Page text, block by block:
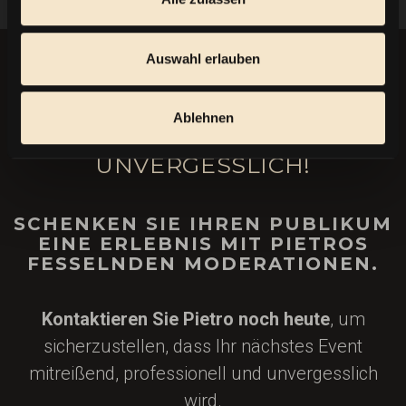
Auswahl erlauben
Ablehnen
MACHEN WIR IHR EVENT
ODER IHRE SHOW
UNVERGESSLICH!
SCHENKEN SIE IHREN PUBLIKUM
EINE ERLEBNIS MIT PIETROS
FESSELNDEN MODERATIONEN.
Kontaktieren Sie Pietro noch heute, um
sicherzustellen, dass Ihr nächstes Event
mitreißend, professionell und unvergesslich
wird.